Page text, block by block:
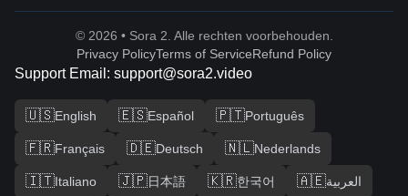
© 2026 • Sora 2. Alle rechten voorbehouden.
Privacy PolicyTerms of ServiceRefund Policy
Support Email: support@sora2.video
🇺🇸English 🇪🇸Español 🇵🇹Português
🇫🇷Français 🇩🇪Deutsch 🇳🇱Nederlands
🇮🇹Italiano 🇯🇵日本語 🇰🇷한국어 🇦🇪العربية